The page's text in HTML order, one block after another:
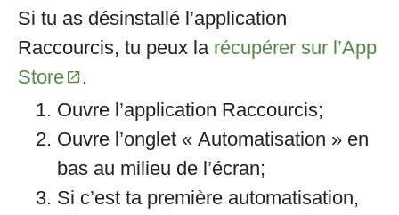
Si tu as désinstallé l’application
Raccourcis, tu peux la récupérer sur l’App
Store
.
Ouvre l’application Raccourcis;
Ouvre l’onglet « Automatisation » en
bas au milieu de l’écran;
Si c’est ta première automatisation,